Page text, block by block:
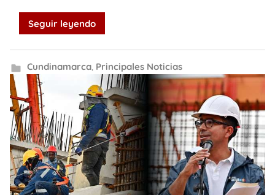
Seguir leyendo
Cundinamarca, Principales Noticias